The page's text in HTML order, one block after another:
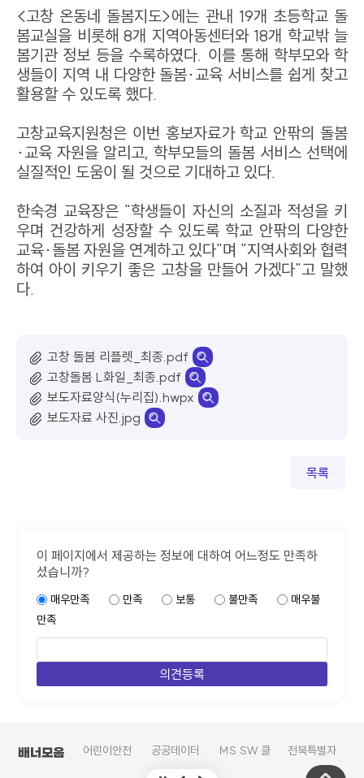
<고창 온동네 돌봄지도>에는 관내 19개 초등학교 돌
봄교실을 비롯해 8개 지역아동센터와 18개 학교밖 늘
봄기관 정보 등을 수록하였다. 이를 통해 학부모와 학
생들이 지역 내 다양한 돌봄·교육 서비스를 쉽게 찾고
활용할 수 있도록 했다.
고창교육지원청은 이번 홍보자료가 학교 안팎의 돌봄
·교육 자원을 알리고, 학부모들의 돌봄 서비스 선택에
실질적인 도움이 될 것으로 기대하고 있다.
한숙경 교육장은 "학생들이 자신의 소질과 적성을 키
우며 건강하게 성장할 수 있도록 학교 안팎의 다양한
교육·돌봄 자원을 연계하고 있다"며 "지역사회와 협력
하여 아이 키우기 좋은 고창을 만들어 가겠다"고 말했
다.
고창 돌봄 리플렛_최종.pdf
고창돌봄 L화일_최종.pdf
보도자료양식(누리집).hwpx
보도자료 사진.jpg
목록
이 페이지에서 제공하는 정보에 대하여 어느정도 만족하
셨습니까?
매우만족 만족 보통 불만족
매우불
만족
배너모음
학교안전지
어린이안전
공공데이터
MS SW 클
전북특별자
치도교육청